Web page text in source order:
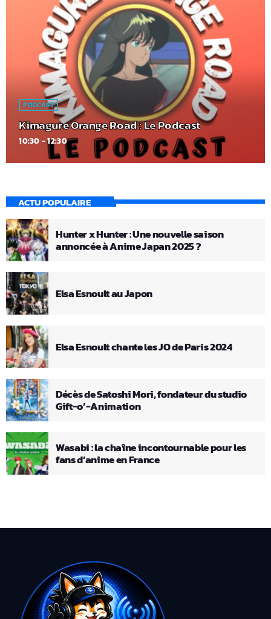
PODCAST
Kimagure Orange Road : Le Podcast
10:30 - 12:30
ACTU POPULAIRE
Hunter x Hunter : Une nouvelle saison
annoncée à Anime Japan 2025 ?
Elsa Esnoult au Japon
Elsa Esnoult chante les JO de Paris 2024
Décès de Satoshi Mori, fondateur du studio
Gift-o’-Animation
Wasabi : la chaîne incontournable pour les
fans d’anime en France